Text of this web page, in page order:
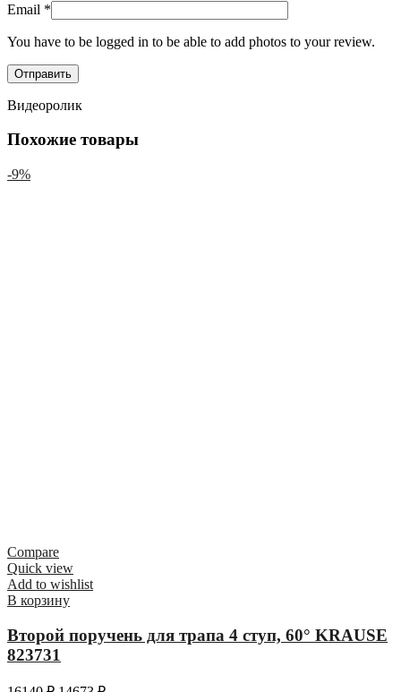
Email *
You have to be logged in to be able to add photos to your review.
Видеоролик
Похожие товары
-9%
Compare
Quick view
Add to wishlist
В корзину
Второй поручень для трапа 4 ступ, 60° KRAUSE
823731